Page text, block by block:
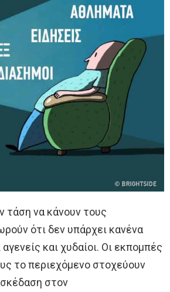
τάση να κάνουν τους
ότι δεν υπάρχει κανένα
και χυδαίοι. Οι εκπομπές
το περιεχόμενο στοχεύουν
στον